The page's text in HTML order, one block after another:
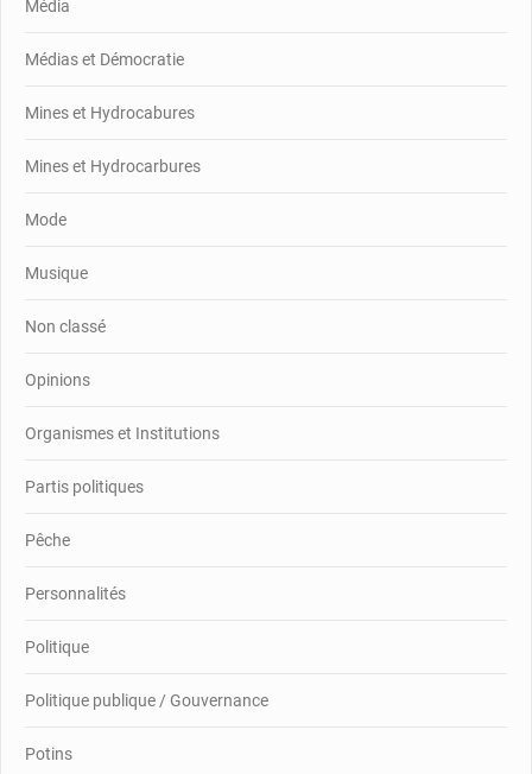
Média
Médias et Démocratie
Mines et Hydrocabures
Mines et Hydrocarbures
Mode
Musique
Non classé
Opinions
Organismes et Institutions
Partis politiques
Pêche
Personnalités
Politique
Politique publique / Gouvernance
Potins